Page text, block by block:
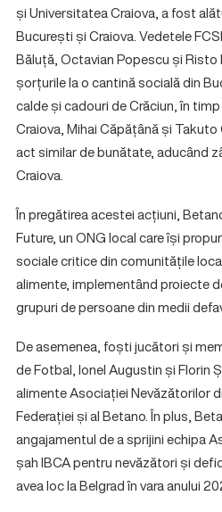
și Universitatea Craiova, a fost
București și Craiova. Vedetele
Băluță, Octavian Popescu și Risto
șorțurile la o cantină socială din
calde și cadouri de Crăciun, în
Craiova, Mihai Căpățână și
act similar de bunătate, aducând
Craiova.
În pregătirea acestei acțiuni,
Future, un ONG local care își
sociale critice din comunitățile
alimente, implementând proiecte
grupuri de persoane din medii
De asemenea, foști jucători și
de Fotbal, Ionel Augustin și Florin
alimente Asociației Nevăzătorilor
Federației și al Betano. În plus,
angajamentul de a sprijini echipa
șah IBCA pentru nevăzători și
avea loc la Belgrad în vara anului